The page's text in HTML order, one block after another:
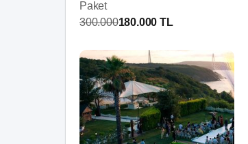
Paket
300.000180.000 TL